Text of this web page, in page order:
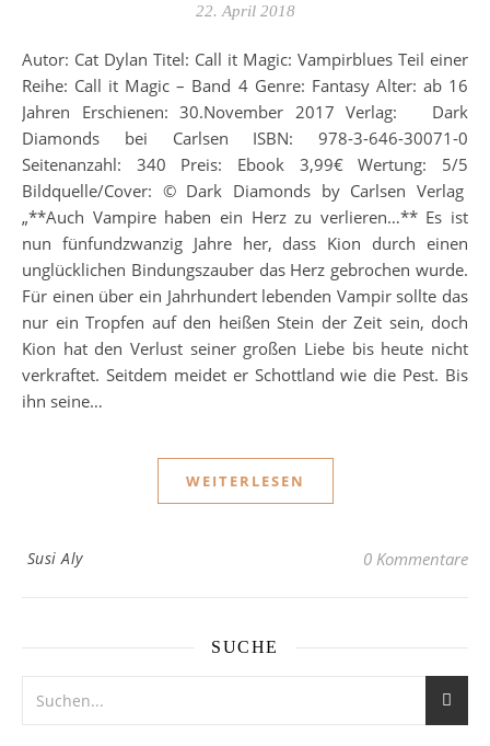
22. April 2018
Autor: Cat Dylan Titel: Call it Magic: Vampirblues Teil einer
Reihe: Call it Magic – Band 4 Genre: Fantasy Alter: ab 16
Jahren Erschienen: 30.November 2017 Verlag: Dark
Diamonds bei Carlsen ISBN: 978-3-646-30071-0
Seitenanzahl: 340 Preis: Ebook 3,99€ Wertung: 5/5
Bildquelle/Cover: © Dark Diamonds by Carlsen Verlag
„**Auch Vampire haben ein Herz zu verlieren…** Es ist
nun fünfundzwanzig Jahre her, dass Kion durch einen
unglücklichen Bindungszauber das Herz gebrochen wurde.
Für einen über ein Jahrhundert lebenden Vampir sollte das
nur ein Tropfen auf den heißen Stein der Zeit sein, doch
Kion hat den Verlust seiner großen Liebe bis heute nicht
verkraftet. Seitdem meidet er Schottland wie die Pest. Bis
ihn seine…
WEITERLESEN
Susi Aly 0 Kommentare
SUCHE